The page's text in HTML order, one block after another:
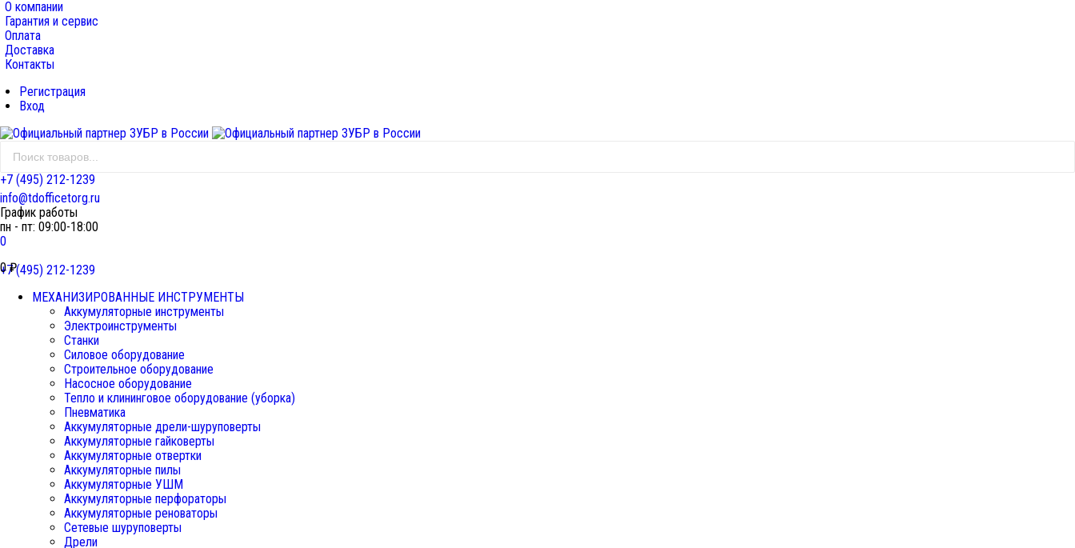
О компании
Гарантия и сервис
Оплата
Доставка
Контакты
Регистрация
Вход
+7 (495) 212-1239
info@tdofficetorg.ru
График работы
пн - пт: 09:00-18:00
0
0₽
+7 (495) 212-1239
МЕХАНИЗИРОВАННЫЕ ИНСТРУМЕНТЫ
Аккумуляторные инструменты
Электроинструменты
Станки
Силовое оборудование
Строительное оборудование
Насосное оборудование
Тепло и клининговое оборудование (уборка)
Пневматика
Аккумуляторные дрели-шуруповерты
Аккумуляторные гайковерты
Аккумуляторные отвертки
Аккумуляторные пилы
Аккумуляторные УШМ
Аккумуляторные перфораторы
Аккумуляторные реноваторы
Сетевые шуруповерты
Дрели